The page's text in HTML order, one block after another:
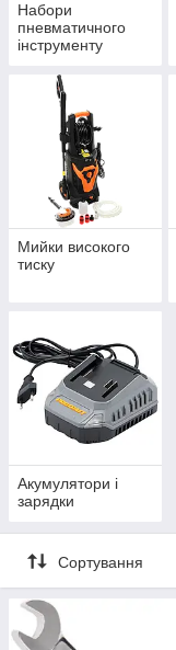
Набори
пневматичного
інструменту
Мийки високого
тиску
Акумулятори і
зарядки
Сортування